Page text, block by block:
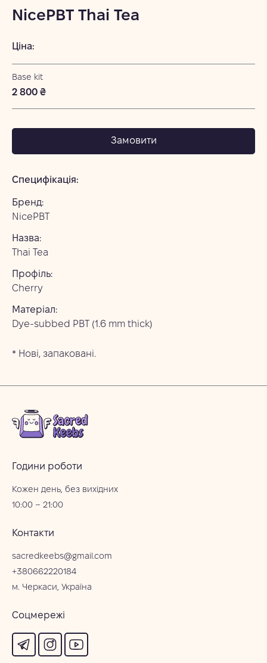
NicePBT Thai Tea
Ціна:
Base kit
2 800 ₴
Замовити
Специфікація:
Бренд:
NicePBT
Назва:
Thai Tea
Профіль:
Cherry
Матеріал:
Dye-subbed PBT (1.6 mm thick)
* Нові, запаковані.
Години роботи
Кожен день, без вихідних
10:00 – 21:00
Контакти
sacredkeebs@gmail.com
+380662220184
м. Черкаси, Україна
Соцмережі